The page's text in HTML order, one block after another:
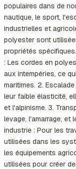
populaires dans de
nautique, le sport,
industrielles et
polyester sont
propriétés
: Les cordes en
aux intempéries, ce
maritimes. 2.
leur faible élasticité,
et l'alpinisme. 3.
levage, l'amarrage, et
industrie : Pour les
utilisées dans les
les équipements
utilisées pour créer